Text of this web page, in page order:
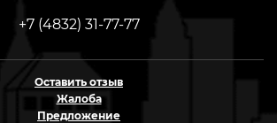
+7 (4832) 31-77-77
Оставить отзыв
Жалоба
Предложение